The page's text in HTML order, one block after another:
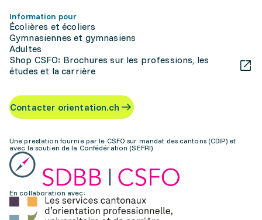
Information pour
Écolières et écoliers
Gymnasiennes et gymnasiens
Adultes
Shop CSFO: Brochures sur les professions, les
études et la carrière
Contacter orientation.ch
Une prestation fournie par le CSFO sur mandat des cantons (CDIP) et
avec le soutien de la Confédération (SEFRI)
En collaboration avec: